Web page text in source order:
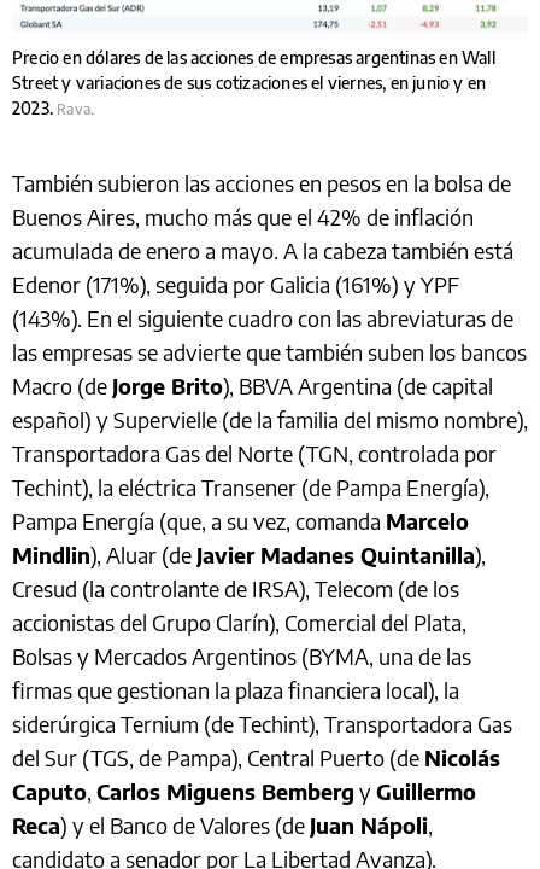
Precio en dólares de las acciones de empresas argentinas en Wall
Street y variaciones de sus cotizaciones el viernes, en junio y en
2023. Rava.
También subieron las acciones en pesos en la bolsa de
Buenos Aires, mucho más que el 42% de inflación
acumulada de enero a mayo. A la cabeza también está
Edenor (171%), seguida por Galicia (161%) y YPF
(143%). En el siguiente cuadro con las abreviaturas de
las empresas se advierte que también suben los bancos
Macro (de Jorge Brito), BBVA Argentina (de capital
español) y Supervielle (de la familia del mismo nombre),
Transportadora Gas del Norte (TGN, controlada por
Techint), la eléctrica Transener (de Pampa Energía),
Pampa Energía (que, a su vez, comanda Marcelo
Mindlin), Aluar (de Javier Madanes Quintanilla),
Cresud (la controlante de IRSA), Telecom (de los
accionistas del Grupo Clarín), Comercial del Plata,
Bolsas y Mercados Argentinos (BYMA, una de las
firmas que gestionan la plaza financiera local), la
siderúrgica Ternium (de Techint), Transportadora Gas
del Sur (TGS, de Pampa), Central Puerto (de Nicolás
Caputo, Carlos Miguens Bemberg yGuillermo
Reca) y el Banco de Valores (de Juan Nápoli,
candidato a senador por La Libertad Avanza).